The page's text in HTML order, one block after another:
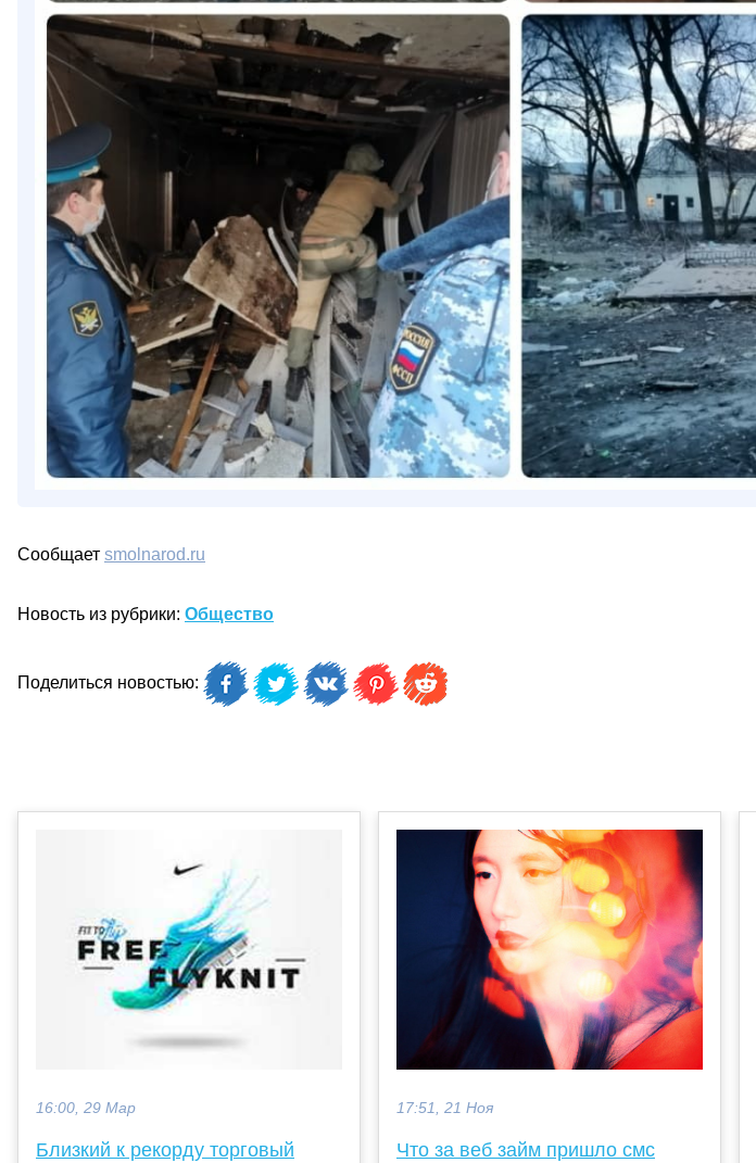
Сообщает smolnarod.ru
Новость из рубрики: Общество
Поделиться новостью:
16:00, 29 Мар
Близкий к рекорду торговый
17:51, 21 Ноя
Что за веб займ пришло смс